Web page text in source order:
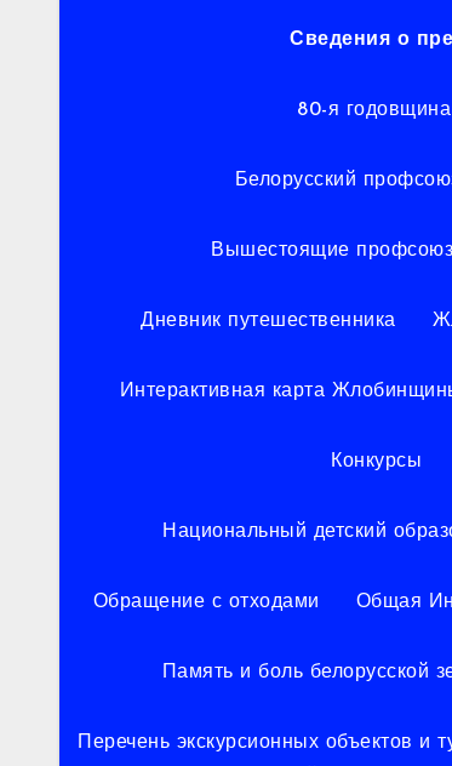
Сведения о
80-я
Белорусский
Вышестоящие
Дневник путешественника
Интерактивная карта
Конкурсы
Национальный детский
Обращение с отходами Общая
Память и боль белорусской
Перечень экскурсионных объектов